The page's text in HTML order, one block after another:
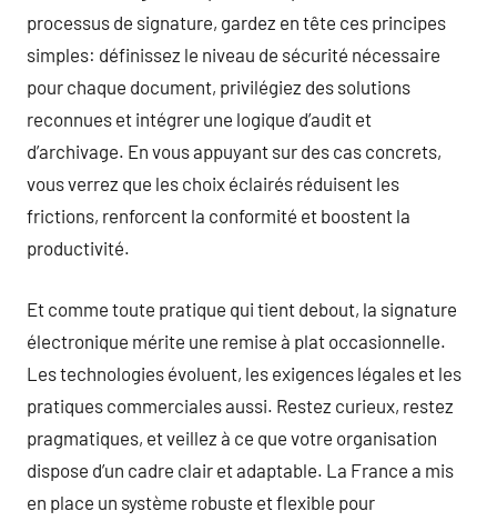
processus de signature, gardez en tête ces principes
simples: définissez le niveau de sécurité nécessaire
pour chaque document, privilégiez des solutions
reconnues et intégrer une logique d’audit et
d’archivage. En vous appuyant sur des cas concrets,
vous verrez que les choix éclairés réduisent les
frictions, renforcent la conformité et boostent la
productivité.
Et comme toute pratique qui tient debout, la signature
électronique mérite une remise à plat occasionnelle.
Les technologies évoluent, les exigences légales et les
pratiques commerciales aussi. Restez curieux, restez
pragmatiques, et veillez à ce que votre organisation
dispose d’un cadre clair et adaptable. La France a mis
en place un système robuste et flexible pour